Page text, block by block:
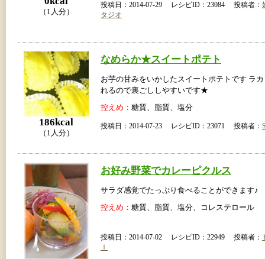
（1人分）
投稿日：2014-07-29 レシピID：23084 投稿者：
タジオ
186kcal
（1人分）
なめらか★スイートポテト
お芋の甘みをいかしたスイートポテトです ラ
れるので裏ごししやすいです★
控えめ： 糖質、脂質、塩分
投稿日：2014-07-23 レシピID：23071 投稿者：
お好み野菜でカレーピクルス
サラダ感覚でたっぷり食べることができます♪
控えめ： 糖質、脂質、塩分、コレステロール
投稿日：2014-07-02 レシピID：22949 投稿者：
ｌ